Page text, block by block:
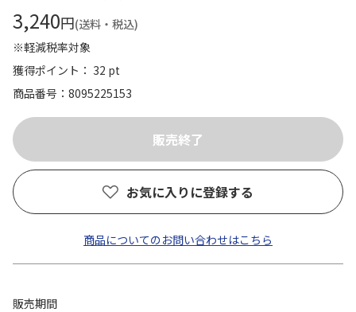
3,240円(送料・税込)
※軽減税率対象
獲得ポイント： 32 pt
商品番号
8095225153
お気に入りに登録する
商品についてのお問い合わせはこちら
販売期間